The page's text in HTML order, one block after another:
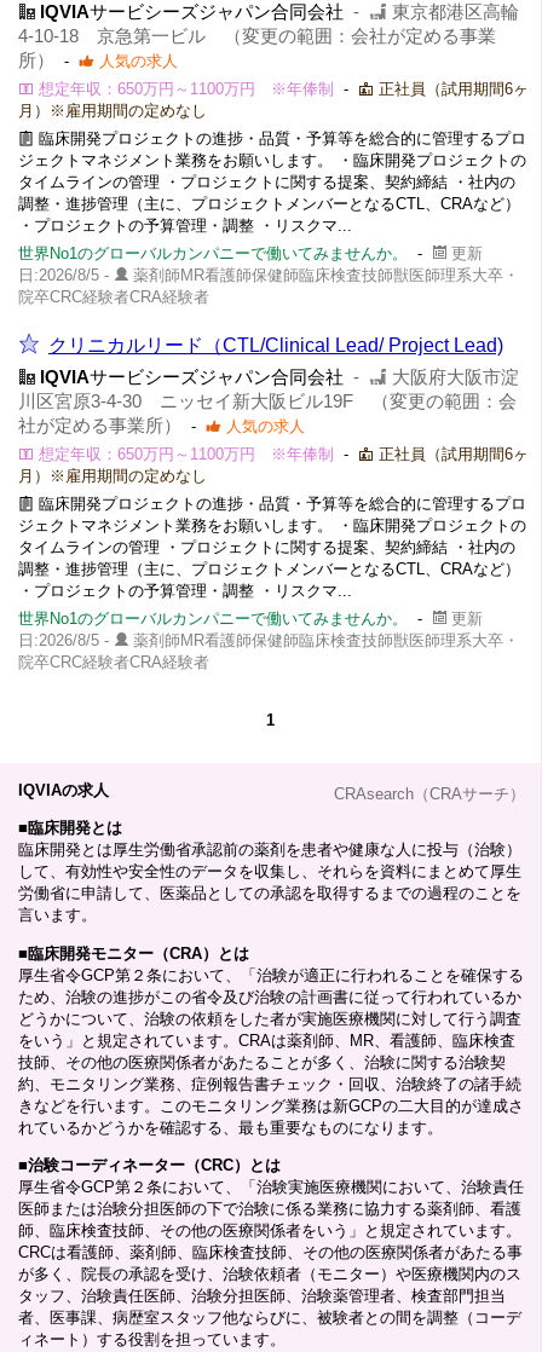
IQVIAサービシーズジャパン合同会社 -
東京都港区高輪
4-10-18 京急第一ビル （変更の範囲：会社が定める事業
所）
-
人気の求人
想定年収：650万円～1100万円 ※年俸制
-
正社員（試用期間6ヶ
月）※雇用期間の定めなし
臨床開発プロジェクトの進捗・品質・予算等を総合的に管理するプロ
ジェクトマネジメント業務をお願いします。 ・臨床開発プロジェクトの
タイムラインの管理 ・プロジェクトに関する提案、契約締結 ・社内の
調整・進捗管理（主に、プロジェクトメンバーとなるCTL、CRAなど）
・プロジェクトの予算管理・調整 ・リスクマ...
世界No1のグローバルカンパニーで働いてみませんか。
-
更新
日:2026/8/5 -
薬剤師MR看護師保健師臨床検査技師獣医師理系大卒・
院卒CRC経験者CRA経験者
クリニカルリード（CTL/Clinical Lead/ Project Lead)
IQVIAサービシーズジャパン合同会社 -
大阪府大阪市淀
川区宮原3-4-30 ニッセイ新大阪ビル19F （変更の範囲：会
社が定める事業所）
-
人気の求人
想定年収：650万円～1100万円 ※年俸制
-
正社員（試用期間6ヶ
月）※雇用期間の定めなし
臨床開発プロジェクトの進捗・品質・予算等を総合的に管理するプロ
ジェクトマネジメント業務をお願いします。 ・臨床開発プロジェクトの
タイムラインの管理 ・プロジェクトに関する提案、契約締結 ・社内の
調整・進捗管理（主に、プロジェクトメンバーとなるCTL、CRAなど）
・プロジェクトの予算管理・調整 ・リスクマ...
世界No1のグローバルカンパニーで働いてみませんか。
-
更新
日:2026/8/5 -
薬剤師MR看護師保健師臨床検査技師獣医師理系大卒・
院卒CRC経験者CRA経験者
1
CRAsearch（CRAサーチ）
IQVIAの求人
■臨床開発とは
臨床開発とは厚生労働省承認前の薬剤を患者や健康な人に投与（治験）
して、有効性や安全性のデータを収集し、それらを資料にまとめて厚生
労働省に申請して、医薬品としての承認を取得するまでの過程のことを
言います。
■臨床開発モニター（CRA）とは
厚生省令GCP第２条において、「治験が適正に行われることを確保する
ため、治験の進捗がこの省令及び治験の計画書に従って行われているか
どうかについて、治験の依頼をした者が実施医療機関に対して行う調査
をいう」と規定されています。CRAは薬剤師、MR、看護師、臨床検査
技師、その他の医療関係者があたることが多く、治験に関する治験契
約、モニタリング業務、症例報告書チェック・回収、治験終了の諸手続
きなどを行います。このモニタリング業務は新GCPの二大目的が達成さ
れているかどうかを確認する、最も重要なものになります。
■治験コーディネーター（CRC）とは
厚生省令GCP第２条において、「治験実施医療機関において、治験責任
医師または治験分担医師の下で治験に係る業務に協力する薬剤師、看護
師、臨床検査技師、その他の医療関係者をいう」と規定されています。
CRCは看護師、薬剤師、臨床検査技師、その他の医療関係者があたる事
が多く、院長の承認を受け、治験依頼者（モニター）や医療機関内のス
タッフ、治験責任医師、治験分担医師、治験薬管理者、検査部門担当
者、医事課、病歴室スタッフ他ならびに、被験者との間を調整（コーデ
ィネート）する役割を担っています。